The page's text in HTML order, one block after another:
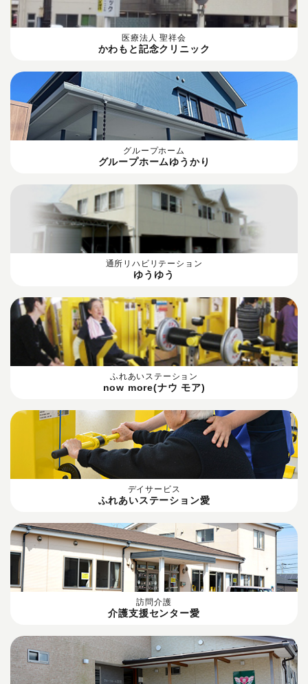
医療法人 聖祥会
かわもと記念クリニック
グループホーム
グループホームゆうかり
通所リハビリテーション
ゆうゆう
ふれあいステーション
now more(ナウ モア)
デイサービス
ふれあいステーション愛
訪問介護
介護支援センター愛